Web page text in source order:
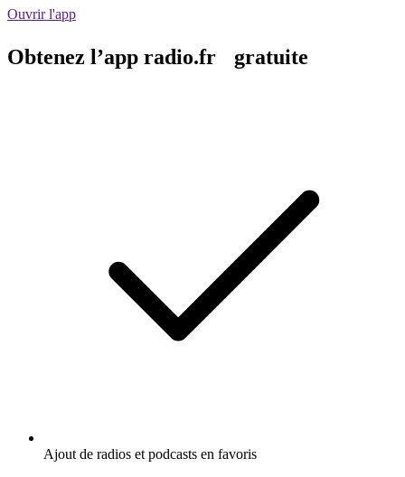
Ouvrir l'app
Obtenez l’app radio.fr gratuite
Ajout de radios et podcasts en favoris